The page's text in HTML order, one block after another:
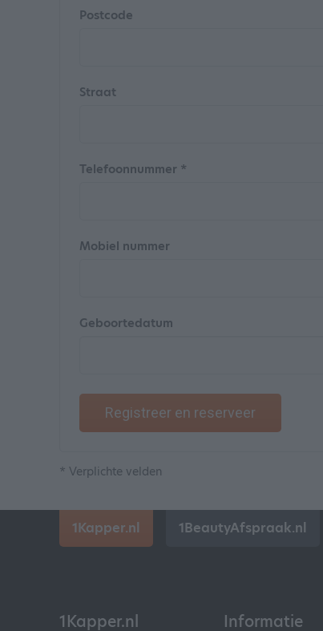
Postcode
Straat
Telefoonnummer *
Mobiel nummer
Geboortedatum
Registreer en reserveer
* Verplichte velden
1Kapper.nl 1BeautyAfspraak.nl
1Kapper.nl Informatie